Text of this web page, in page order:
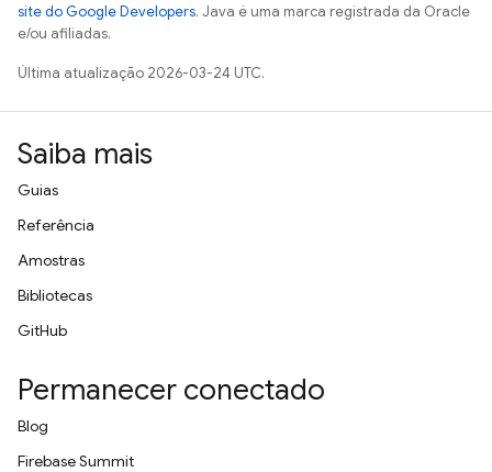
site do Google Developers. Java é uma marca registrada da Oracle
e/ou afiliadas.
Última atualização 2026-03-24 UTC.
Saiba mais
Guias
Referência
Amostras
Bibliotecas
GitHub
Permanecer conectado
Blog
Firebase Summit